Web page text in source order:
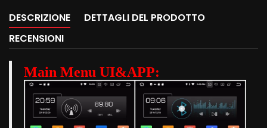
DESCRIZIONE
DETTAGLI DEL PRODOTTO
RECENSIONI
Main Menu UI&APP: